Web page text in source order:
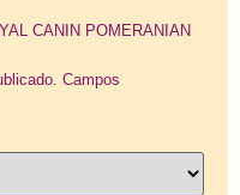
CANIN POMERANIAN
Campos